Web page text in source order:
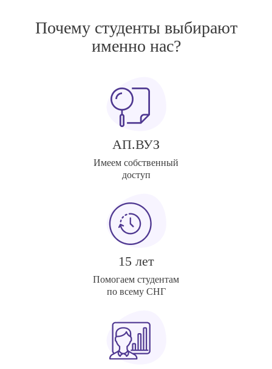
Почему студенты выбирают
именно нас?
АП.ВУЗ
Имеем собственный
доступ
15 лет
Помогаем студентам
по всему СНГ